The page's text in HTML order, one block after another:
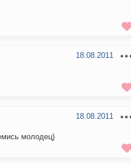
18.08.2011
18.08.2011
молодец)